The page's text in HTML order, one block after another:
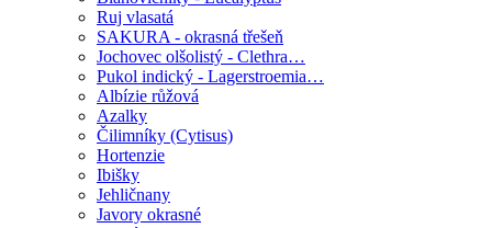
Ruj vlasatá
SAKURA - okrasná třešeň
Jochovec olšolistý - Clethra…
Pukol indický - Lagerstroemia…
Albízie růžová
Azalky
Čilimníky (Cytisus)
Hortenzie
Ibišky
Jehličnany
Javory okrasné